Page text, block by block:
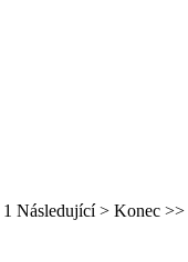
1 Následující > Konec >>